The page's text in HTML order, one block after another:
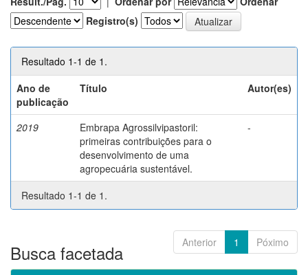
Registro(s)
Resultado 1-1 de 1.
Ano de
publicação
Título Autor(es)
2019
Embrapa Agrossilvipastoril:
primeiras contribuições para o
desenvolvimento de uma
agropecuária sustentável.
-
Resultado 1-1 de 1.
Anterior 1 Póximo
Busca facetada